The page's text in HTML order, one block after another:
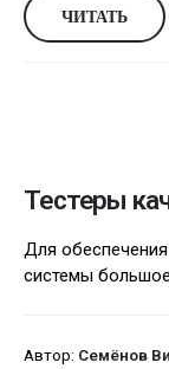
ЧИТАТЬ
Тестеры
Для
системы
Автор: Семёнов